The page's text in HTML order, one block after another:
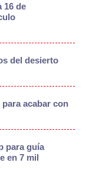
16 de
del desierto
acabar con
para guía
en 7 mil